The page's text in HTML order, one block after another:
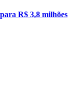
R$ 3,8 milhões